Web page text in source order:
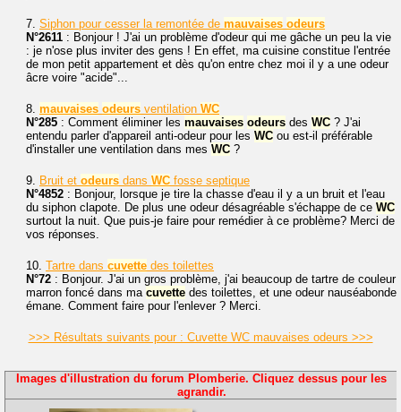
7. Siphon pour cesser la remontée de mauvaises odeurs
N°2611 : Bonjour ! J'ai un problème d'odeur qui me gâche un peu la vie
: je n'ose plus inviter des gens ! En effet, ma cuisine constitue l'entrée
de mon petit appartement et dès qu'on entre chez moi il y a une odeur
âcre voire "acide"...
8. mauvaises odeurs ventilation WC
N°285 : Comment éliminer les mauvaises odeurs des WC ? J'ai
entendu parler d'appareil anti-odeur pour les WC ou est-il préférable
d'installer une ventilation dans mes WC ?
9. Bruit et odeurs dans WC fosse septique
N°4852 : Bonjour, lorsque je tire la chasse d'eau il y a un bruit et l'eau
du siphon clapote. De plus une odeur désagréable s'échappe de ce WC
surtout la nuit. Que puis-je faire pour remédier à ce problème? Merci de
vos réponses.
10. Tartre dans cuvette des toilettes
N°72 : Bonjour. J'ai un gros problème, j'ai beaucoup de tartre de couleur
marron foncé dans ma cuvette des toilettes, et une odeur nauséabonde
émane. Comment faire pour l'enlever ? Merci.
>>> Résultats suivants pour : Cuvette WC mauvaises odeurs >>>
Images d'illustration du forum Plomberie. Cliquez dessus pour les
agrandir.